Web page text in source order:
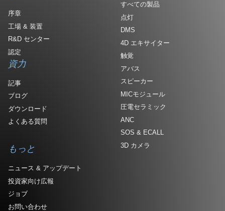
序章
工場 & 装置
R&D センター
認定
すべての製品
点灯
DMS
4D エキサイター
触覚
アバス
スピーカー
MICモジュール
圧電セラミック
ANC
SOS & ECALL
3D カメラ
資力
記事
ブログ
ダウンロード
よくある質問
もっと
ニュース & アップデート
投資家向け広報
ジョブ
お問い合わせ